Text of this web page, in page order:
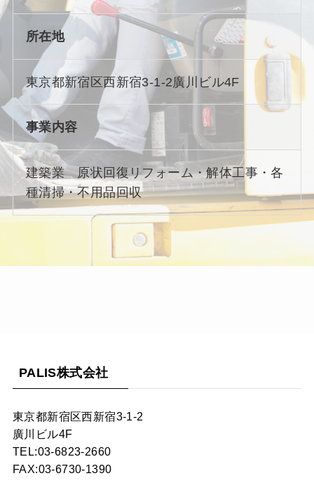
所在地
東京都新宿区西新宿3-1-2廣川ビル4F
事業内容
建築業 原状回復リフォーム・解体工事・各
種清掃・不用品回収
PALIS株式会社
東京都新宿区西新宿3-1-2
廣川ビル4F
TEL:03-6823-2660
FAX:03-6730-1390